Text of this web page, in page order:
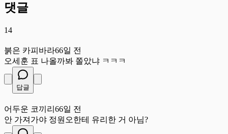
댓글
14
붉은 카피바라66일 전
오세훈 표 나올까봐 쫄았냐 ㅋㅋㅋ
답글
어두운 코끼리 66일 전
안 가져가야 정원오한테 유리한 거 아님?